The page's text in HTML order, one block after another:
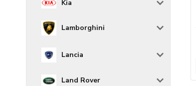
Kia
Lamborghini
Lancia
Land Rover